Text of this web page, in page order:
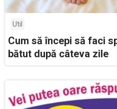
Util
Cum să începi să faci
bătut după câteva zile